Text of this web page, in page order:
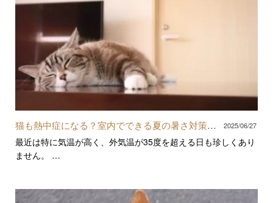
よくあるご質問 ブログ
会社概要
猫も熱中症になる？室内でできる夏の暑さ対策と
予防のポイント
2025/06/27
最近は特に気温が高く、外気温が35度を超える日も珍しくあり
ません。 …